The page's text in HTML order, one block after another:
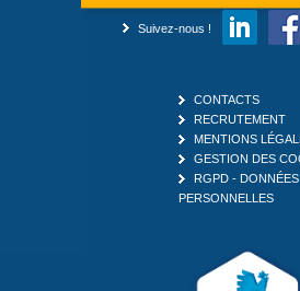
Suivez-nous !
CONTACTS
RECRUTEMENT
MENTIONS
GESTION DES
RGPD - DONNÉES
PERSONNELLES